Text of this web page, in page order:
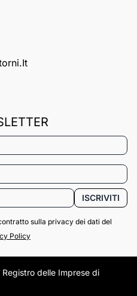
ISCRIVITI
sulla privacy dei dati del
Policy
delle Imprese di